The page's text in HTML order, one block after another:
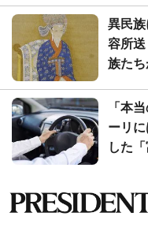
異民
容所
族た
「本
ーリ
した